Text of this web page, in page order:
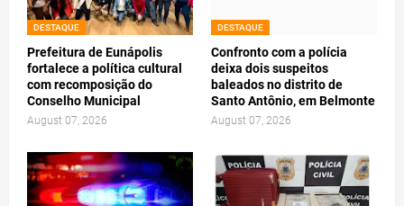
DESTAQUE
Prefeitura de Eunápolis
fortalece a política cultural
com recomposição do
Conselho Municipal
August 07, 2026
DESTAQUE
Confronto com a polícia
deixa dois suspeitos
baleados no distrito de
Santo Antônio, em Belmonte
August 07, 2026